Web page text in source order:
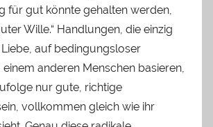
für gut könnte gehalten werden,
Wille.“ Handlungen, die einzig
auf bedingungsloser
anderen Menschen basieren,
nur gute, richtige
vollkommen gleich wie ihr